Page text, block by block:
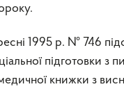
1995 р. № 746
підготовки з
книжки з